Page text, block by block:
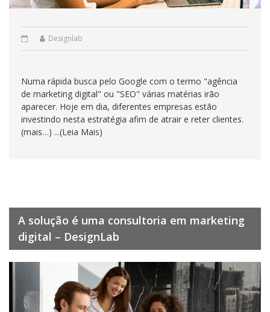
Designlab
Numa rápida busca pelo Google com o termo "agência
de marketing digital" ou "SEO" várias matérias irão
aparecer. Hoje em dia, diferentes empresas estão
investindo nesta estratégia afim de atrair e reter clientes.
(mais…) ...(Leia Mais)
A solução é uma consultoria em marketing
digital – DesignLab